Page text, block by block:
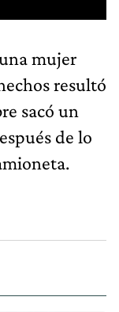
mujer
resultó
sacó un
de lo